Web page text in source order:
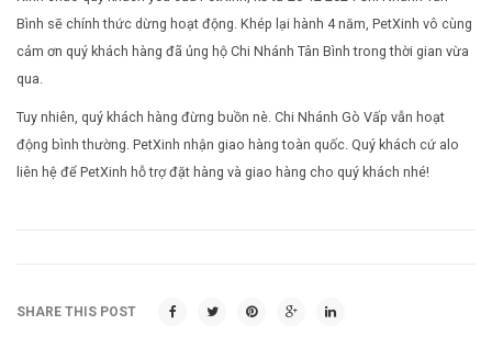
Cách nuôi động vật bò sát
Bình sẽ chính thức dừng hoạt động. Khép lại hành 4 năm, PetXinh vô cùng
cảm ơn quý khách hàng đã ủng hộ Chi Nhánh Tân Bình trong thời gian vừa
qua.
Tuy nhiên, quý khách hàng đừng buồn nè. Chi Nhánh Gò Vấp vẫn hoạt
động bình thường. PetXinh nhận giao hàng toàn quốc. Quý khách cứ alo
liên hệ để PetXinh hỗ trợ đặt hàng và giao hàng cho quý khách nhé!
SHARE THIS POST